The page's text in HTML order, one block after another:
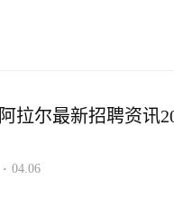
阿拉尔最新招聘资讯
· 04.06